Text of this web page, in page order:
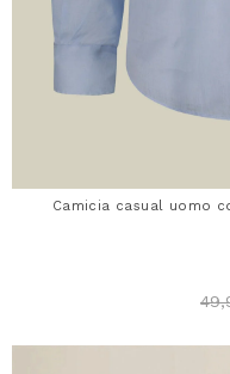
Camicia casual uomo